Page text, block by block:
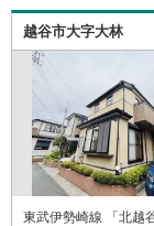
さい～営
話でのお
越谷市大字大林
東武伊勢崎線 「北越